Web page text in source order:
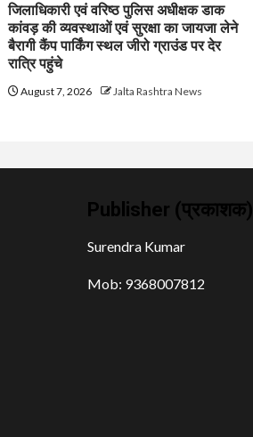
जिलाधिकारी एवं वरिष्ठ पुलिस अधीक्षक डाक
कांवड़ की व्यवस्थाओं एवं सुरक्षा का जायजा लेने
बैरागी कैंप पार्किंग स्थल जीरो ग्राउंड पर देर
रात्रि पहुंचे
August 7, 2026 Jalta Rashtra News
Publisher (प्रकाशक)
Surendra Kumar
Mob: 9368007812